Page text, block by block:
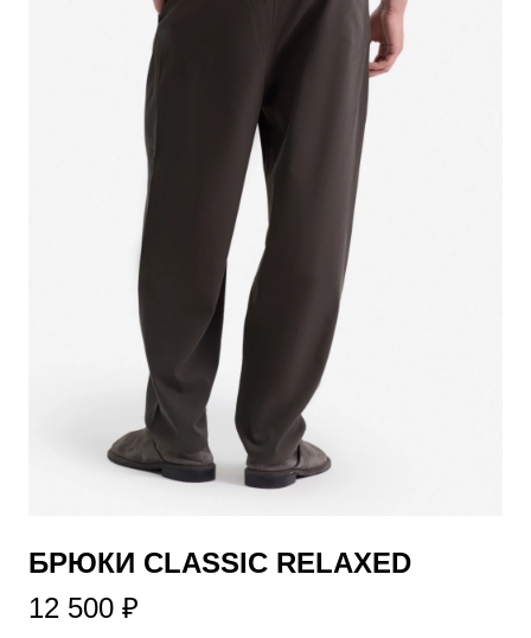
​БРЮКИ CLASSIC RELAXED
12 500 ₽